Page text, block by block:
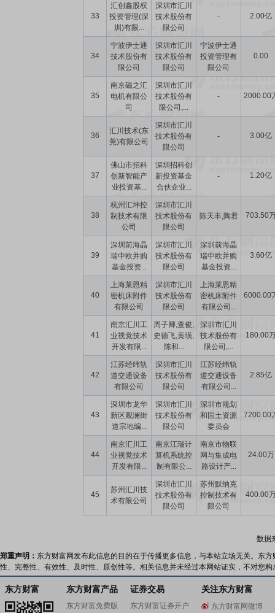
33
汇创鑫股权
投资管理(深
圳)有限...
深圳市汇川
技术股份有
限公司
- 2.00亿
34
宁波伊士通
技术股份有
限公司
深圳市汇川
技术股份有
限公司
宁波伊士通
投资管理有
限公司
0.00
35
南京磁之汇
电机有限公
司
深圳市汇川
技术股份有
限公司,...
- 2000.00
36
汇川技术(东
莞)有限公司
深圳市汇川
技术股份有
限公司
- 3.00亿
37
佛山市招科
创新智能产
业投资基...
深圳招科创
新投资基金
合伙企业...
- 1.20亿
38
杭州汇坤控
制技术有限
公司
深圳市汇川
技术股份有
限公司
陈天丰,陶君 703.50
39
深圳前海晶
瑞中欧并购
基金投资...
深圳市汇川
技术股份有
限公司
深圳前海晶
瑞中欧并购
基金投资...
3.60亿
40
上海莱恩精
密机床附件
有限公司
深圳市汇川
技术股份有
限公司
上海莱恩精
密机床附件
有限公司...
6000.00
41
南京汇川工
业视觉技术
开发有限...
周子卿,查俊,
史德飞,黄璜,
陈和...
深圳市汇川
技术股份有
限公司,...
180.00
42
江苏经纬轨
道交通设备
有限公司
深圳市汇川
技术股份有
限公司
江苏经纬轨
道交通设备
有限公司...
2.85亿
43
深圳市龙华
新区观澜街
道宗地编...
深圳市汇川
技术股份有
限公司
深圳市规划
和国土资源
委员会
7200.00
44
南京汇川工
业视觉技术
开发有限...
南京江瑞计
算机系统控
制有限公...
南京市物联
网与集成电
路设计产...
24.00万
45
苏州汇川技
术有限公司
深圳市汇川
技术股份有
限公司
苏州默纳克
控制技术有
限公司
400.00
数据
郑重声明： 东方财富网发布此信息的目的在于传播更多信息，与本站立场无关。东
性、完整性、有效性、及时性、原创性等。相关信息并未经过本网站证实，不对您
东方财富 东方财富产品
东方财富免费版
证券交易
东方财富证券开户
关注东方财富
东方财富网微博